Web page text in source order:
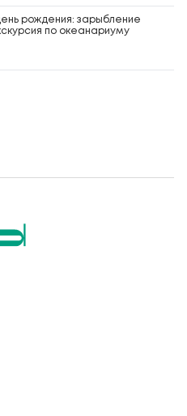
рождения: зарыбление
по океанариуму